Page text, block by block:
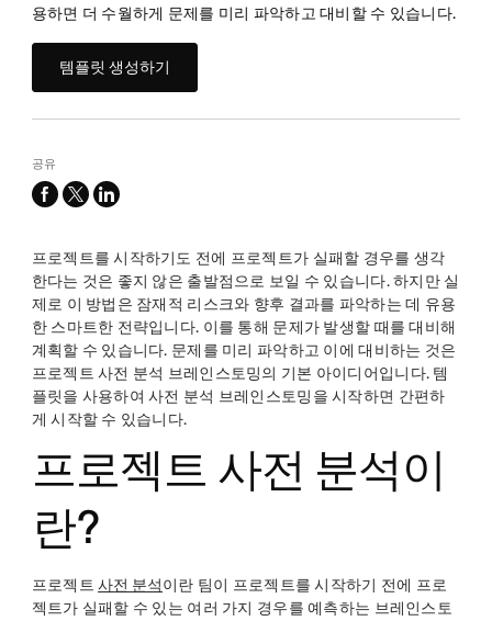
용하면 더 수월하게 문제를 미리 파악하고 대비할 수 있습니다.
템플릿 생성하기
공유
facebook
x-
linkedin
프로젝트를 시작하기도 전에 프로젝트가 실패할 경우를 생각
한다는 것은 좋지 않은 출발점으로 보일 수 있습니다. 하지만 실
제로 이 방법은 잠재적 리스크와 향후 결과를 파악하는 데 유용
한 스마트한 전략입니다. 이를 통해 문제가 발생할 때를 대비해
계획할 수 있습니다. 문제를 미리 파악하고 이에 대비하는 것은
프로젝트 사전 분석 브레인스토밍의 기본 아이디어입니다. 템
플릿을 사용하여 사전 분석 브레인스토밍을 시작하면 간편하
게 시작할 수 있습니다.
프로젝트 사전 분석이
란?
프로젝트사전 분석이란 팀이 프로젝트를 시작하기 전에 프로
젝트가 실패할 수 있는 여러 가지 경우를 예측하는 브레인스토